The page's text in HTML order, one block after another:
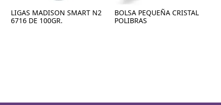
LIGAS MADISON SMART N2
6716 DE 100GR.
BOLSA PEQUEÑA CRISTAL
POLIBRAS